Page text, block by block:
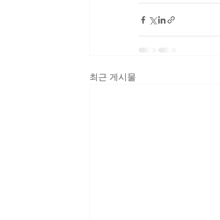
최근 게시물